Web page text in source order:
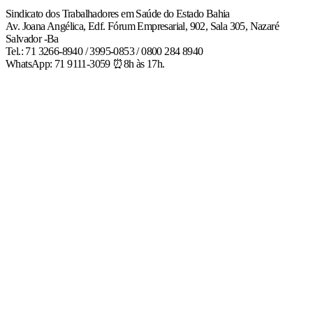
Sindicato dos Trabalhadores em Saúde do Estado Bahia
Av. Joana Angélica, Edf. Fórum Empresarial, 902, Sala 305, Nazaré
Salvador -Ba
Tel.: 71 3266-8940 / 3995-0853 / 0800 284 8940
WhatsApp: 71 9111-3059 ⏰8h às 17h.